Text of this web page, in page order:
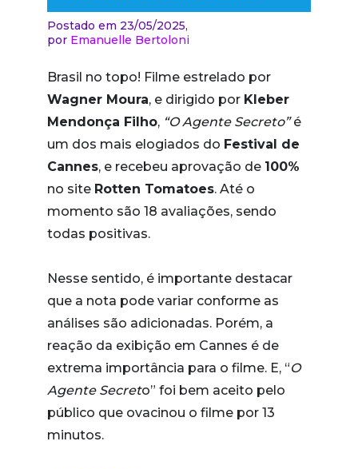
Postado em 23/05/2025,
por Emanuelle Bertoloni
Brasil no topo! Filme estrelado por
Wagner Moura, e dirigido por Kleber
Mendonça Filho, “O Agente Secreto”é
um dos mais elogiados do Festival de
Cannes, e recebeu aprovação de 100%
no site Rotten Tomatoes. Até o
momento são 18 avaliações, sendo
todas positivas.
Nesse sentido, é importante destacar
que a nota pode variar conforme as
análises são adicionadas. Porém, a
reação da exibição em Cannes é de
extrema importância para o filme. E, “O
Agente Secreto” foi bem aceito pelo
público que ovacinou o filme por 13
minutos.